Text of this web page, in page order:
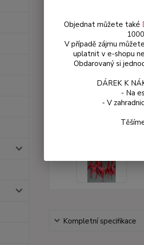
Kompletní specifikace
Objednat můžete také
V případě zájmu
uplatnit v e-shopu
Obdarovaný si
DÁREK K
- Na
- V